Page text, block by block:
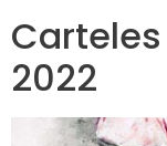
2022